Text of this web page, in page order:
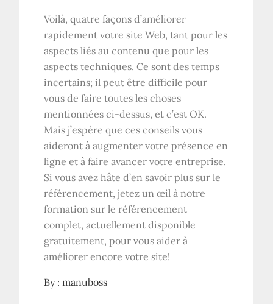
Voilà, quatre façons d’améliorer
rapidement votre site Web, tant pour les
aspects liés au contenu que pour les
aspects techniques. Ce sont des temps
incertains; il peut être difficile pour
vous de faire toutes les choses
mentionnées ci-dessus, et c’est OK.
Mais j’espère que ces conseils vous
aideront à augmenter votre présence en
ligne et à faire avancer votre entreprise.
Si vous avez hâte d’en savoir plus sur le
référencement, jetez un œil à notre
formation sur le référencement
complet, actuellement disponible
gratuitement, pour vous aider à
améliorer encore votre site!
By :manuboss